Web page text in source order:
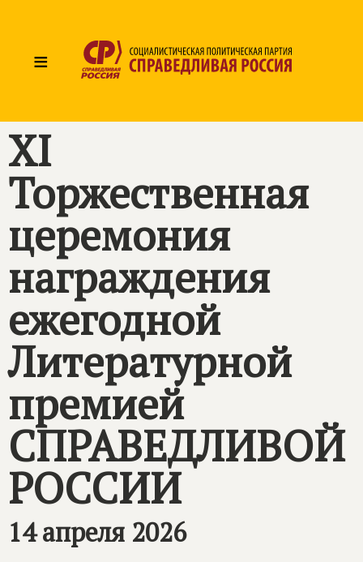
≡
XI
Торжественная
церемония
награждения
ежегодной
Литературной
премией
СПРАВЕДЛИВОЙ
РОССИИ
14 апреля 2026